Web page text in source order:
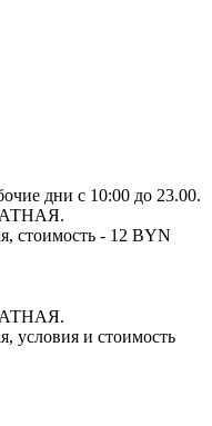
дни с 10:00 до 23.00.
стоимость - 12 BYN
условия и стоимость